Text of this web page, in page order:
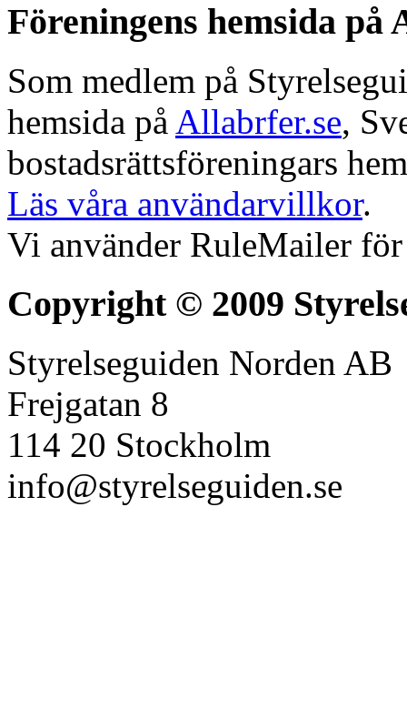
Föreningens hemsida på
Som medlem på
hemsida på Allabrfer.se,
bostadsrättsföreningars
Läs våra användarvillkor.
Vi använder RuleMailer
Copyright © 2009
Styrelseguiden Norden AB
Frejgatan 8
114 20 Stockholm
info@styrelseguiden.se